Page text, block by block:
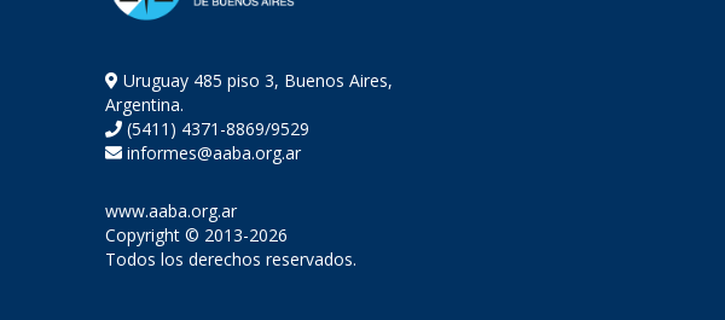
Uruguay 485 piso 3, Buenos Aires,
Argentina.
(5411) 4371-8869/9529
informes@aaba.org.ar
www.aaba.org.ar
Copyright © 2013-2026
Todos los derechos reservados.